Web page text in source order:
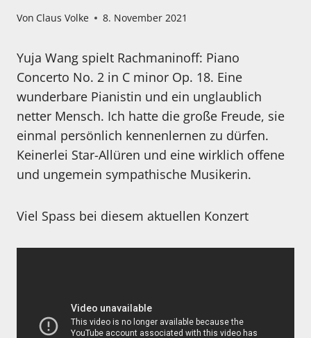
Von Claus Volke 8. November 2021
Yuja Wang spielt Rachmaninoff: Piano
Concerto No. 2 in C minor Op. 18. Eine
wunderbare Pianistin und ein unglaublich
netter Mensch. Ich hatte die große Freude, sie
einmal persönlich kennenlernen zu dürfen.
Keinerlei Star-Allüren und eine wirklich offene
und ungemein sympathische Musikerin.
Viel Spass bei diesem aktuellen Konzert